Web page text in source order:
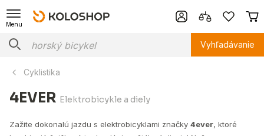
Menu
Vyhľadávanie
Cyklistika
4EVER Elektrobicykle a diely
Zažite dokonalú jazdu s elektrobicyklami značky 4ever, ktoré